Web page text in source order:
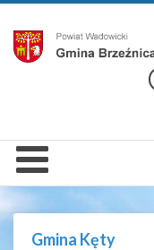
Gmina Kęty